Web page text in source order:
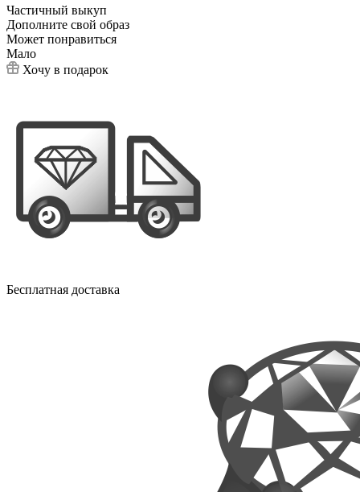
Частичный выкуп
Дополните свой образ
Может понравиться
Мало
Хочу в подарок
Бесплатная доставка